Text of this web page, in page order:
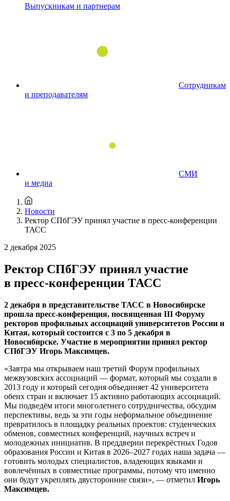
Выпускникам и партнерам
Сотрудникам
и преподавателям
СМИ
и медиа
Новости
Ректор СПбГЭУ принял участие в пресс-конференции
ТАСС
2 декабря 2025
Ректор СПбГЭУ принял участие
в пресс-конференции ТАСС
2 декабря в представительстве ТАСС в Новосибирске
прошла пресс-конференция, посвященная III Форуму
ректоров профильных ассоциаций университетов России и
Китая, который состоится с 3 по 5 декабря в
Новосибирске. Участие в мероприятии принял ректор
СПбГЭУ Игорь Максимцев.
«Завтра мы открываем наш третий Форум профильных
межвузовских ассоциаций — формат, который мы создали в
2013 году и который сегодня объединяет 42 университета
обеих стран и включает 15 активно работающих ассоциаций.
Мы подведём итоги многолетнего сотрудничества, обсудим
перспективы, ведь за эти годы неформальное объединение
превратилось в площадку реальных проектов: студенческих
обменов, совместных конференций, научных встреч и
молодежных инициатив. В преддверии перекрёстных Годов
образования России и Китая в 2026–2027 годах наша задача —
готовить молодых специалистов, владеющих языками и
вовлечённых в совместные программы, потому что именно
они будут укреплять двусторонние связи», — отметил Игорь
Максимцев.